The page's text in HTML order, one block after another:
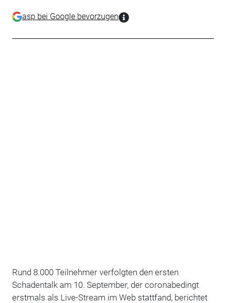
asp bei Google bevorzugen
Rund 8.000 Teilnehmer verfolgten den ersten
Schadentalk am 10. September, der coronabedingt
erstmals als Live-Stream im Web stattfand, berichtet